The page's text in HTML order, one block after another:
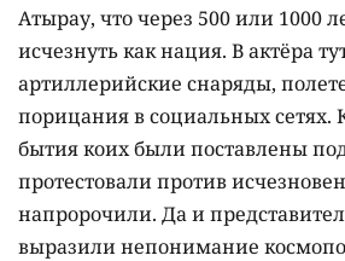
Атырау, что через 500 или 1000
исчезнуть как нация. В актёра
артиллерийские снаряды,
порицания в социальных сетях.
бытия коих были поставлены
протестовали против
напророчили. Да и
выразили непонимание